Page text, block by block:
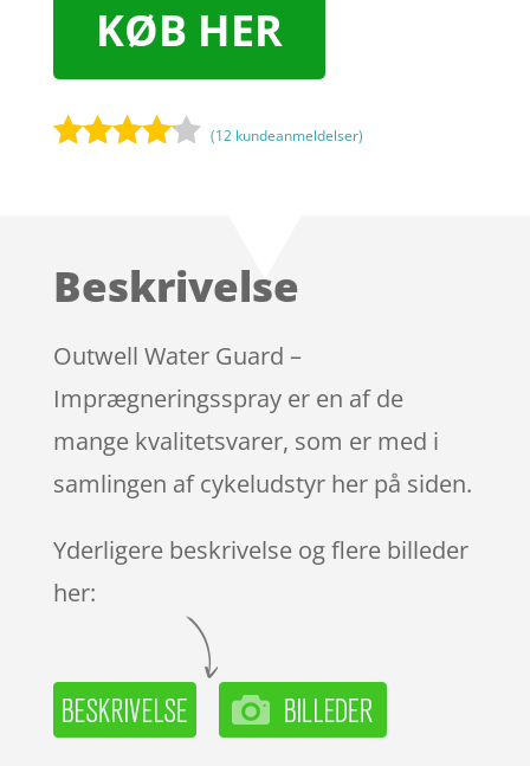
KØB HER
på
ømmels
er
(12 kundeanmeldelser)
Beskrivelse
Outwell Water Guard –
Imprægneringsspray er en af de
mange kvalitetsvarer, som er med i
samlingen af cykeludstyr her på siden.
Yderligere beskrivelse og flere billeder
her: